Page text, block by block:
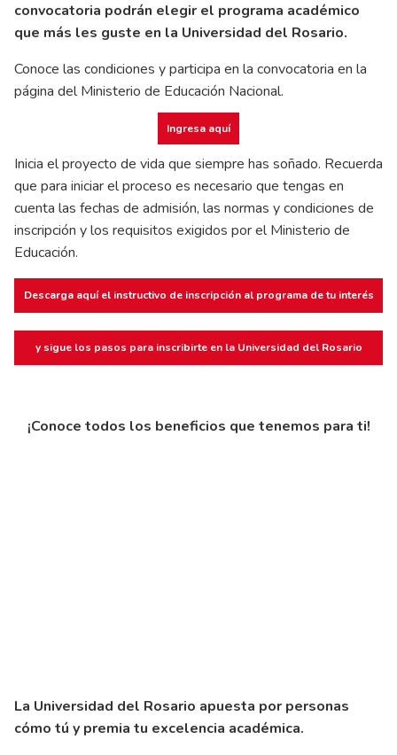
convocatoria podrán elegir el programa académico
que más les guste en la Universidad del Rosario.
Conoce las condiciones y participa en la convocatoria en la
página del Ministerio de Educación Nacional.
Ingresa aquí
Inicia el proyecto de vida que siempre has soñado. Recuerda
que para iniciar el proceso es necesario que tengas en
cuenta las fechas de admisión, las normas y condiciones de
inscripción y los requisitos exigidos por el Ministerio de
Educación.
Descarga aquí el instructivo de inscripción al programa de tu interés
y sigue los pasos para inscribirte en la Universidad del Rosario
¡Conoce todos los beneficios que tenemos para ti!
La Universidad del Rosario apuesta por personas
cómo tú y premia tu excelencia académica.